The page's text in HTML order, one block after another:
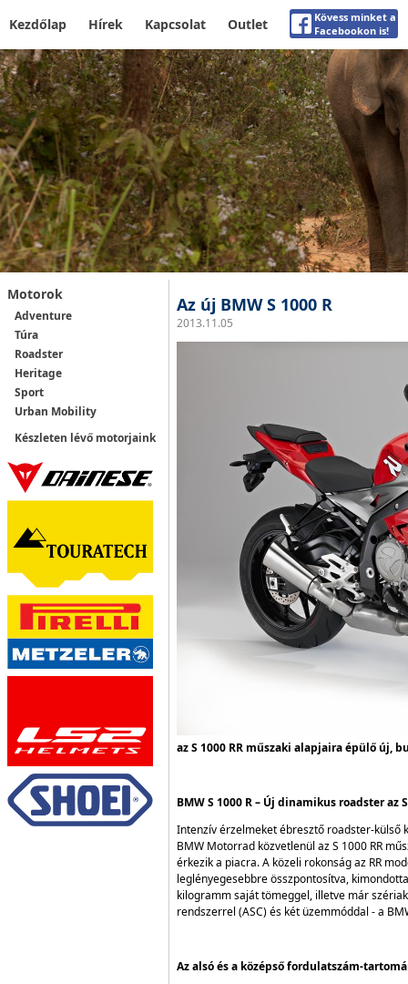
Kezdőlap Hírek Kapcsolat Outlet
Kövess minket a
Facebookon is!
Motorok
Adventure
Túra
Roadster
Heritage
Sport
Urban Mobility
Készleten lévő motorjaink
Az új BMW S 1000 R
2013.11.05
az S 1000 RR műszaki alapjaira épülő
BMW S 1000 R – Új dinamikus roadster az
Intenzív érzelmeket ébresztő roadster-külső
BMW Motorrad közvetlenül az S 1000 RR
érkezik a piacra. A közeli rokonság az RR
leglényegesebbre összpontosítva,
kilogramm saját tömeggel, illetve már
rendszerrel (ASC) és két üzemmóddal - a
Az alsó és a középső fordulatszám-